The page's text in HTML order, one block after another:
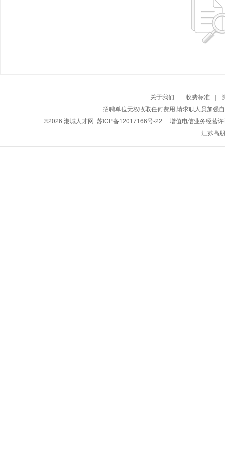
关于我们 | 收费标准 |
招聘单位无权收取任何费用,请求职人员加强
©2026 港城人才网 苏ICP备12017166号-22 | 增值电信业务经营
江苏高